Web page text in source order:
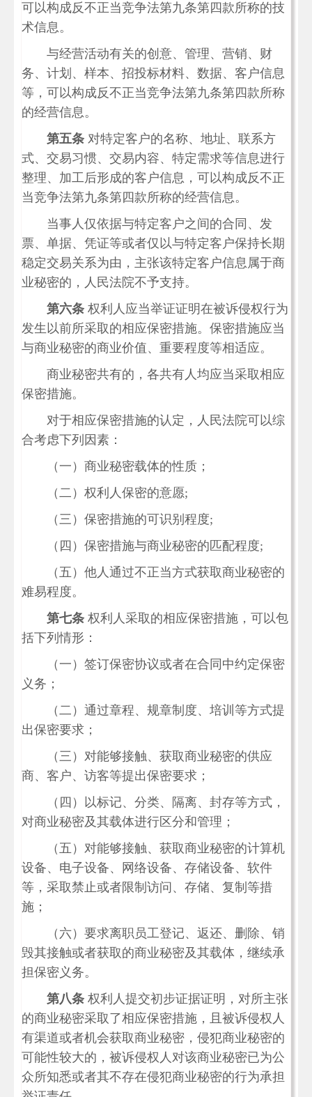
可以构成反不正当竞争法第九条第四款所称的技
术信息。
与经营活动有关的创意、管理、营销、财
务、计划、样本、招投标材料、数据、客户信息
等，可以构成反不正当竞争法第九条第四款所称
的经营信息。
第五条 对特定客户的名称、地址、联系方
式、交易习惯、交易内容、特定需求等信息进行
整理、加工后形成的客户信息，可以构成反不正
当竞争法第九条第四款所称的经营信息。
当事人仅依据与特定客户之间的合同、发
票、单据、凭证等或者仅以与特定客户保持长期
稳定交易关系为由，主张该特定客户信息属于商
业秘密的，人民法院不予支持。
第六条 权利人应当举证证明在被诉侵权行为
发生以前所采取的相应保密措施。保密措施应当
与商业秘密的商业价值、重要程度等相适应。
商业秘密共有的，各共有人均应当采取相应
保密措施。
对于相应保密措施的认定，人民法院可以综
合考虑下列因素：
（一）商业秘密载体的性质；
（二）权利人保密的意愿;
（三）保密措施的可识别程度;
（四）保密措施与商业秘密的匹配程度;
（五）他人通过不正当方式获取商业秘密的
难易程度。
第七条 权利人采取的相应保密措施，可以包
括下列情形：
（一）签订保密协议或者在合同中约定保密
义务；
（二）通过章程、规章制度、培训等方式提
出保密要求；
（三）对能够接触、获取商业秘密的供应
商、客户、访客等提出保密要求；
（四）以标记、分类、隔离、封存等方式，
对商业秘密及其载体进行区分和管理；
（五）对能够接触、获取商业秘密的计算机
设备、电子设备、网络设备、存储设备、软件
等，采取禁止或者限制访问、存储、复制等措
施；
（六）要求离职员工登记、返还、删除、销
毁其接触或者获取的商业秘密及其载体，继续承
担保密义务。
第八条 权利人提交初步证据证明，对所主张
的商业秘密采取了相应保密措施，且被诉侵权人
有渠道或者机会获取商业秘密，侵犯商业秘密的
可能性较大的，被诉侵权人对该商业秘密已为公
众所知悉或者其不存在侵犯商业秘密的行为承担